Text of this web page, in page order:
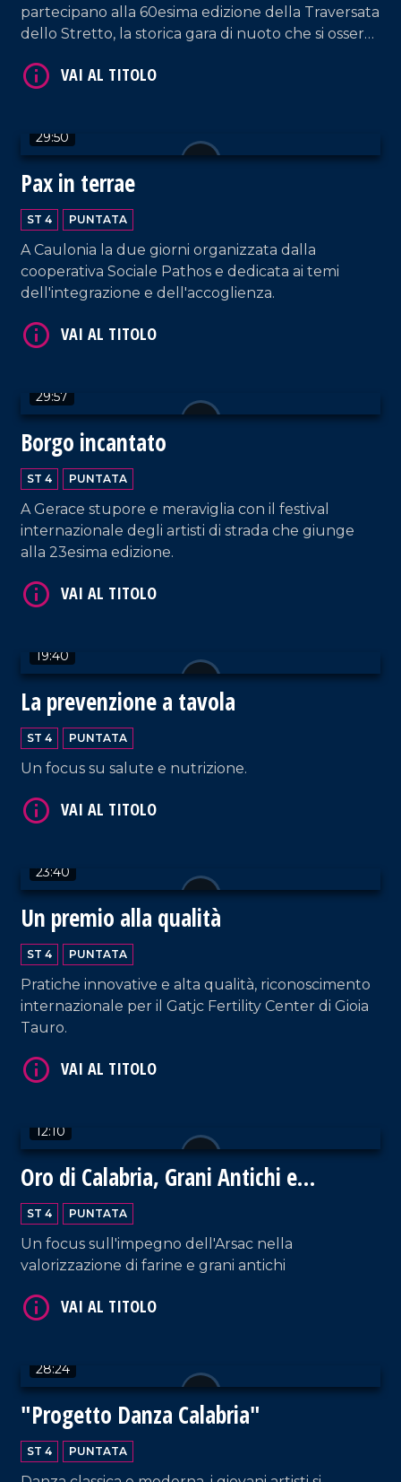
partecipano alla 60esima edizione della Traversata
dello Stretto, la storica gara di nuoto che si osserva
29:50
Pax in terrae
ST 4 PUNTATA
A Caulonia la due giorni organizzata dalla
cooperativa Sociale Pathos e dedicata ai temi
dell'integrazione e dell'accoglienza.
29:57
Borgo incantato
ST 4 PUNTATA
A Gerace stupore e meraviglia con il festival
internazionale degli artisti di strada che giunge
alla 23esima edizione.
19:40
La prevenzione a tavola
ST 4 PUNTATA
Un focus su salute e nutrizione.
23:40
Un premio alla qualità
ST 4 PUNTATA
Pratiche innovative e alta qualità, riconoscimento
internazionale per il Gatjc Fertility Center di Gioia
Tauro.
12:10
Oro di Calabria, Grani Antichi e
Biodiversità
ST 4 PUNTATA
Un focus sull'impegno dell'Arsac nella
valorizzazione di farine e grani antichi
28:24
"Progetto Danza Calabria"
ST 4 PUNTATA
VAI AL TITOLO
VAI AL TITOLO
VAI AL TITOLO
VAI AL TITOLO
VAI AL TITOLO
VAI AL TITOLO